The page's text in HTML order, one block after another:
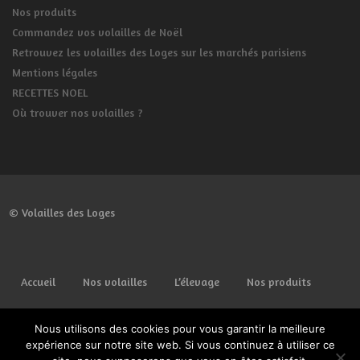
Nos produits
Commandez vos volailles de Noël
Retrouvez les volailles des Loges sur les marchés parisiens
Mentions légales
RECETTES NOEL
Où trouver nos volailles ?
© Volailles des Loges
Accueil Nos volailles L’élevage Nos produits
Nous utilisons des cookies pour vous garantir la meilleure
expérience sur notre site web. Si vous continuez à utiliser ce